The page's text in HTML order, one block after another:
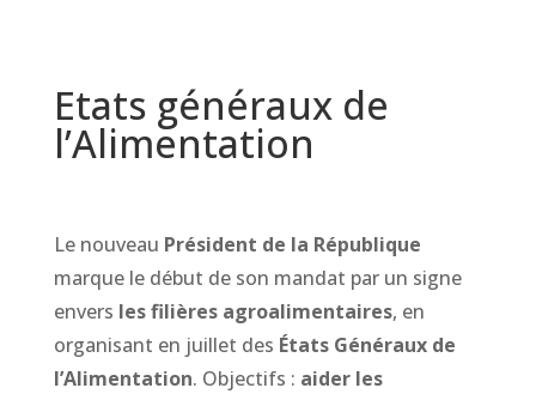
Etats généraux de
l’Alimentation
Le nouveau Président de la République
marque le début de son mandat par un signe
envers les filières agroalimentaires, en
organisant en juillet des États Généraux de
l’Alimentation. Objectifs : aider les